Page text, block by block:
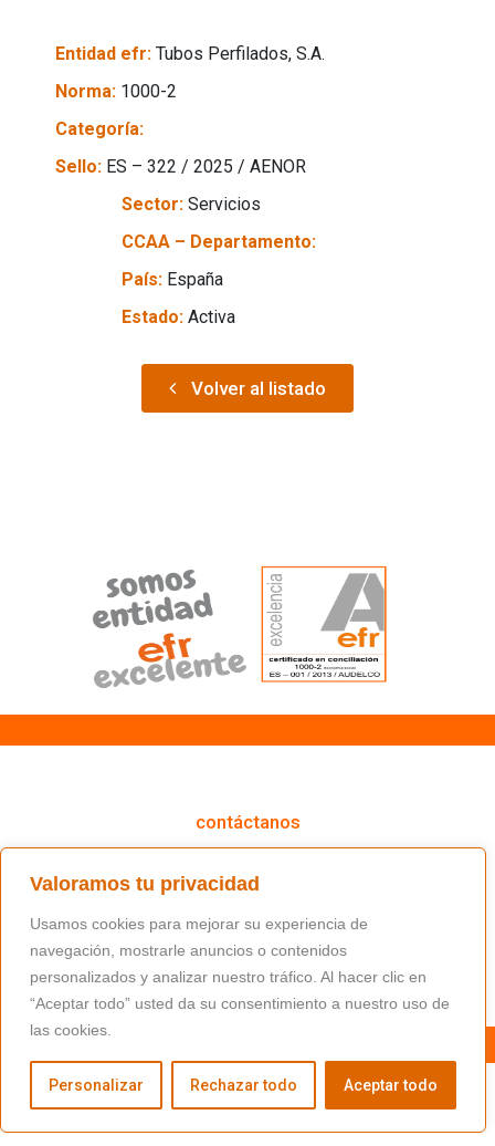
Valoramos tu privacidad
Usamos cookies para mejorar su experiencia de
navegación, mostrarle anuncios o contenidos
personalizados y analizar nuestro tráfico. Al hacer clic en
“Aceptar todo” usted da su consentimiento a nuestro uso de
las cookies.
Personalizar Rechazar todo Aceptar todo
Entidad efr: Tubos Perfilados, S.A.
Norma: 1000-2
Categoría:
Sello: ES – 322 / 2025 / AENOR
Sector: Servicios
CCAA – Departamento:
País: España
Estado: Activa
Volver al listado
contáctanos
(+34) 91 766 98 56 / fundacion@masfamilia.org
síguenos en nuestras redes sociales